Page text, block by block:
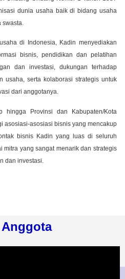
dunia usaha baik di bidang usaha
swasta.
di Indonesia, Kadin menyediakan
bisnis, pendidikan dan pelatihan
dan investasi, dukungan terhadap
usaha, serta kolaborasi strategis untuk
dari anggotanya.
hingga Provinsi dan Kabupaten/Kota
asosiasi-asosiasi bisnis yang mencakup
bisnis Kadin yang luas di seluruh
yang sangat menarik dan strategis
dan investasi.